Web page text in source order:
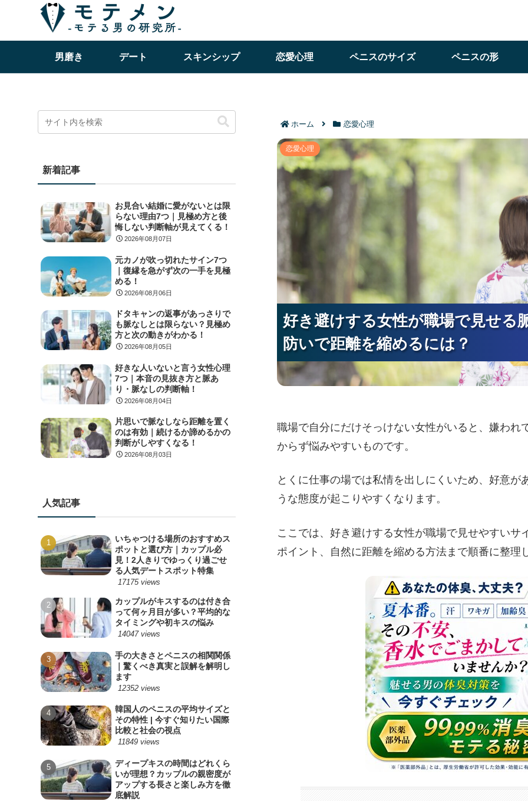
男磨き デート スキンシップ 恋愛心理 ペニスのサイズ ペニスの形
ホーム 恋愛心理
好き避けする女性が職場で見せる脈ありサイン6
好き避けする女性が職場で見せる
防いで距離を縮めるには？
好き避けする女性が職場で見せる
防いで距離を縮めるには？
好き避けする女性が職場で見せる
防いで距離を縮めるには？
恋愛心理
職場で自分にだけそっけない女性がいると、嫌わ
からず悩みやすいものです。
とくに仕事の場では私情を出しにくいため、好意
うな態度が起こりやすくなります。
ここでは、好き避けする女性が職場で見せやすい
ポイント、自然に距離を縮める方法まで順番に整理
新着記事
お見合い結婚に愛がないとは限
らない理由7つ｜見極め方と後
悔しない判断軸が見えてくる！
2026年08月07日
元カノが吹っ切れたサイン7つ
｜復縁を急がず次の一手を見極
める！
2026年08月06日
ドタキャンの返事があっさりで
も脈なしとは限らない？見極め
方と次の動きがわかる！
2026年08月05日
好きな人いないと言う女性心理
7つ｜本音の見抜き方と脈あ
り・脈なしの判断軸！
2026年08月04日
片思いで脈なしなら距離を置く
のは有効｜続けるか諦めるかの
判断がしやすくなる！
2026年08月03日
人気記事
いちゃつける場所のおすすめス
ポットと選び方｜カップル必
見！2人きりでゆっくり過ごせ
る人気デートスポット特集
17175 views
カップルがキスするのは付き合
って何ヶ月目が多い？平均的な
タイミングや初キスの悩み
14047 views
手の大きさとペニスの相関関係
｜驚くべき真実と誤解を解明し
ます
12352 views
韓国人のペニスの平均サイズと
その特性 | 今すぐ知りたい国際
比較と社会の視点
11849 views
ディープキスの時間はどれくら
いが理想？カップルの親密度が
アップする長さと楽しみ方を徹
底解説